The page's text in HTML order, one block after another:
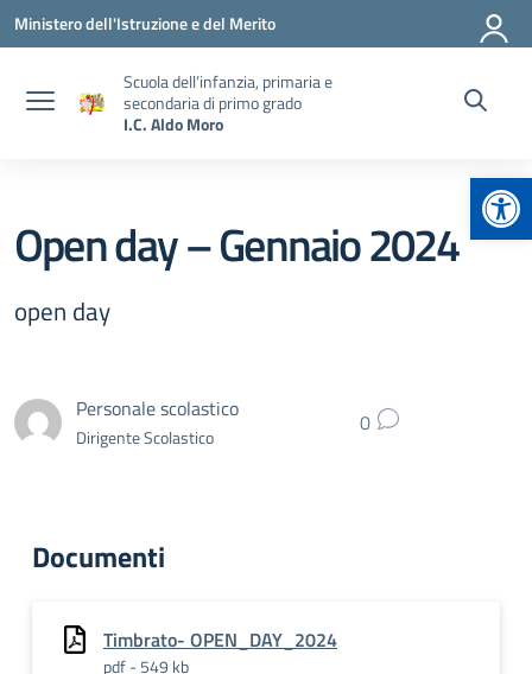
Vai ai contenuti
Vai al menu di navigazione
Vai al footer
Ministero dell'Istruzione e del Merito
Scuola dell’infanzia, primaria e
secondaria di primo grado
I.C. Aldo Moro
Open day – Gennaio 2024
open day
Personale scolastico
Dirigente Scolastico 0
Documenti
Timbrato- OPEN_DAY_2024
pdf - 549 kb